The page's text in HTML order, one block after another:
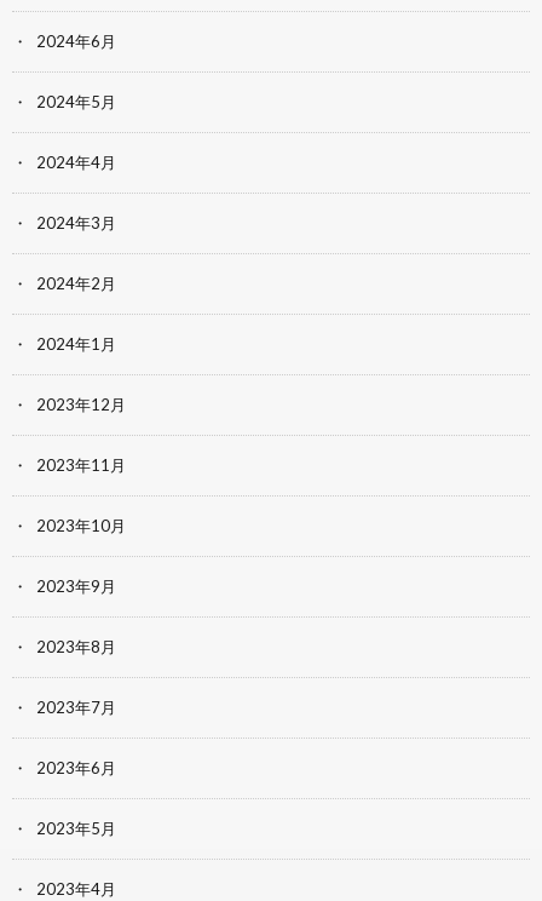
2024年6月
2024年5月
2024年4月
2024年3月
2024年2月
2024年1月
2023年12月
2023年11月
2023年10月
2023年9月
2023年8月
2023年7月
2023年6月
2023年5月
2023年4月